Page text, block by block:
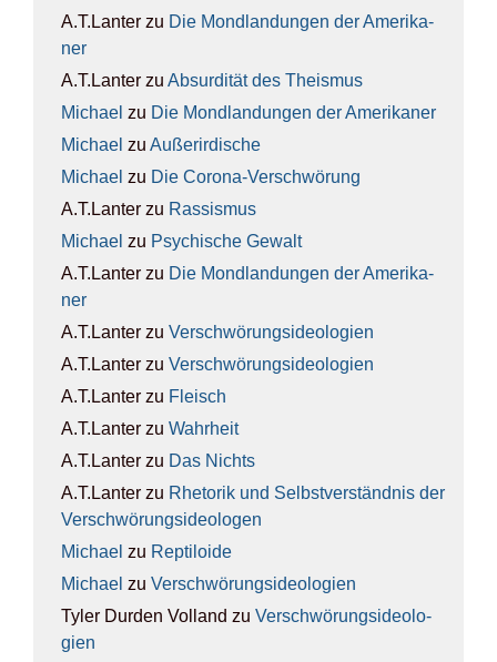
A.T.Lanter zu Die Mond­lan­dun­gen der Ame­ri­ka­
ner
A.T.Lanter zu Absur­di­tät des The­is­mus
Michael zu Die Mond­lan­dun­gen der Ame­ri­ka­ner
Michael zu Außer­ir­di­sche
Michael zu Die Coro­na-Ver­schwö­rung
A.T.Lanter zu Ras­sis­mus
Michael zu Psy­chi­sche Gewalt
A.T.Lanter zu Die Mond­lan­dun­gen der Ame­ri­ka­
ner
A.T.Lanter zu Ver­schwö­rungs­ideo­lo­gien
A.T.Lanter zu Ver­schwö­rungs­ideo­lo­gien
A.T.Lanter zu Fleisch
A.T.Lanter zu Wahr­heit
A.T.Lanter zu Das Nichts
A.T.Lanter zu Rhe­to­rik und Selbst­ver­ständ­nis der
Ver­schwö­rungs­ideo­lo­gen
Michael zu Rep­ti­lo­ide
Michael zu Ver­schwö­rungs­ideo­lo­gien
Tyler Durden Volland zu Ver­schwö­rungs­ideo­lo­
gien